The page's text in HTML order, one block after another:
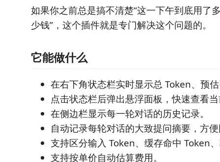
如果你之前总是搞不清楚“这一下午到底用了
少钱”，这个插件就是专门解决这个问题的。
它能做什么
在右下角状态栏实时显示总 Token、预
点击状态栏后弹出悬浮面板，快速查看
在侧边栏显示每一轮对话的历史记录。
自动记录每轮对话的大致提问摘要，方
支持区分输入 Token、缓存命中 Token
支持按单价自动估算费用。